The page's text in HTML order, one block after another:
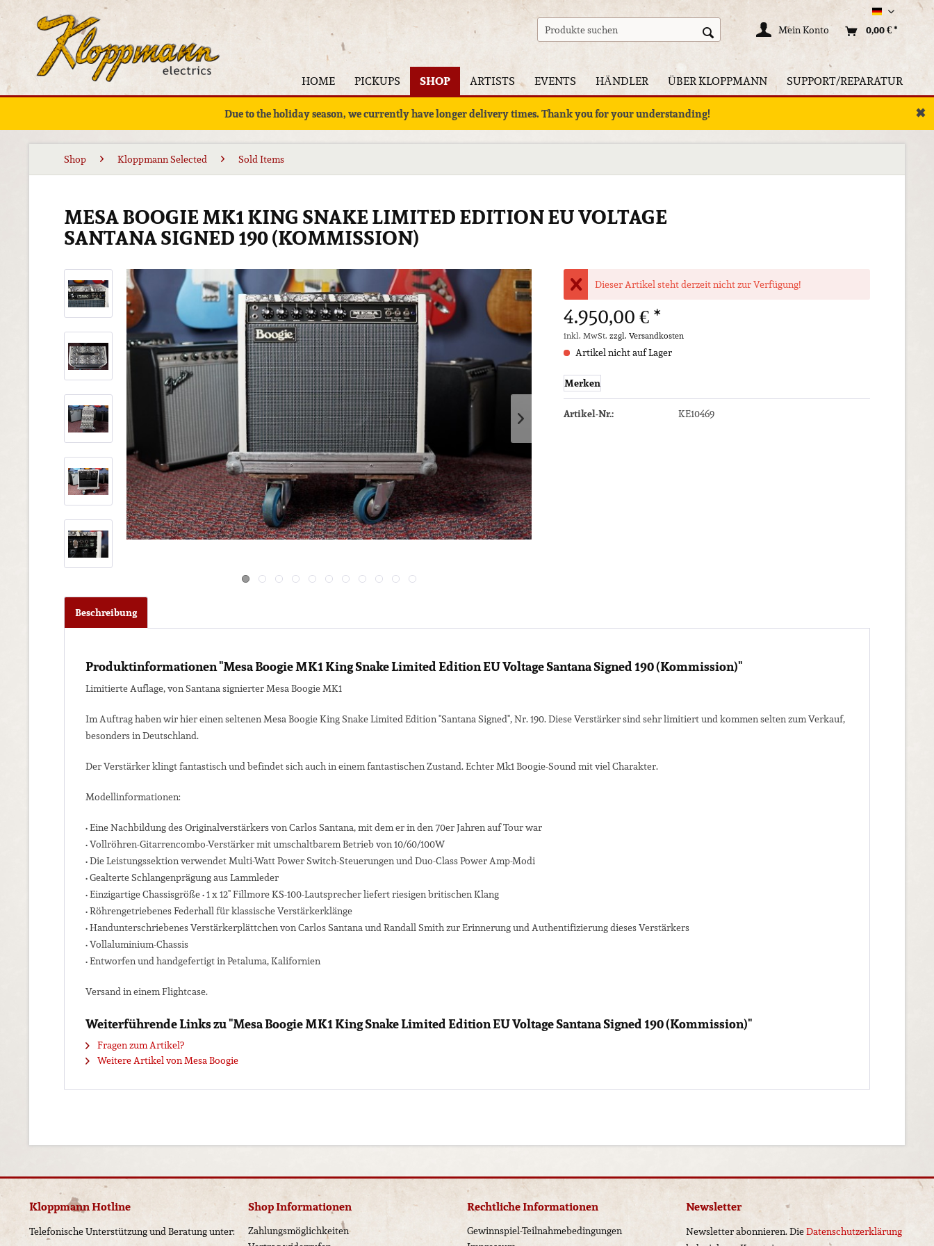
Deutsch
Mein Konto
0,00 € *
HOME PICKUPS SHOP ARTISTS EVENTS HÄNDLER ÜBER KLOPPMANN SUPPORT/REPARATUR
Due to the holiday season, we currently have longer delivery times. Thank you for your understanding! ✖
Shop Kloppmann Selected Sold Items
MESA BOOGIE MK1 KING SNAKE LIMITED EDITION EU VOLTAGE
SANTANA SIGNED 190 (KOMMISSION)
Dieser Artikel steht derzeit nicht zur Verfügung!
4.950,00 € *
inkl. MwSt.zzgl. Versandkosten
Artikel nicht auf Lager
Merken
Artikel-Nr.:
KE10469
Beschreibung
Produktinformationen "Mesa Boogie MK1 King Snake Limited Edition EU Voltage Santana Signed 190 (Kommission)"
Limitierte Auflage, von Santana signierter Mesa Boogie MK1
Im Auftrag haben wir hier einen seltenen Mesa Boogie King Snake Limited Edition "Santana Signed", Nr. 190. Diese Verstärker sind sehr limitiert und kommen selten zum Verkauf,
besonders in Deutschland.
Der Verstärker klingt fantastisch und befindet sich auch in einem fantastischen Zustand. Echter Mk1 Boogie-Sound mit viel Charakter.
Modellinformationen:
• Eine Nachbildung des Originalverstärkers von Carlos Santana, mit dem er in den 70er Jahren auf Tour war
• Vollröhren-Gitarrencombo-Verstärker mit umschaltbarem Betrieb von 10/60/100W
• Die Leistungssektion verwendet Multi-Watt Power Switch-Steuerungen und Duo-Class Power Amp-Modi
• Gealterte Schlangenprägung aus Lammleder
• Einzigartige Chassisgröße • 1 x 12" Fillmore KS-100-Lautsprecher liefert riesigen britischen Klang
• Röhrengetriebenes Federhall für klassische Verstärkerklänge
• Handunterschriebenes Verstärkerplättchen von Carlos Santana und Randall Smith zur Erinnerung und Authentifizierung dieses Verstärkers
• Vollaluminium-Chassis
• Entworfen und handgefertigt in Petaluma, Kalifornien
Versand in einem Flightcase.
Weiterführende Links zu "Mesa Boogie MK1 King Snake Limited Edition EU Voltage Santana Signed 190 (Kommission)"
Fragen zum Artikel?
Weitere Artikel von Mesa Boogie
Kloppmann Hotline
Telefonische Unterstützung und Beratung unter:
Shop Informationen
Zahlungsmöglichkeiten
Rechtliche Informationen
Gewinnspiel-Teilnahmebedingungen
Newsletter
Newsletter abonnieren. DieDatenschutzerklärung